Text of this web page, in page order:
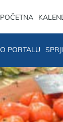
POČETNA
O PORTALU